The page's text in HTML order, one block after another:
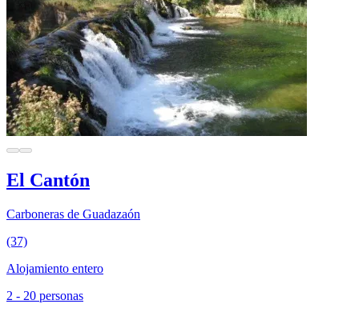
El Cantón
Carboneras de Guadazaón
(37)
Alojamiento entero
2 - 20 personas